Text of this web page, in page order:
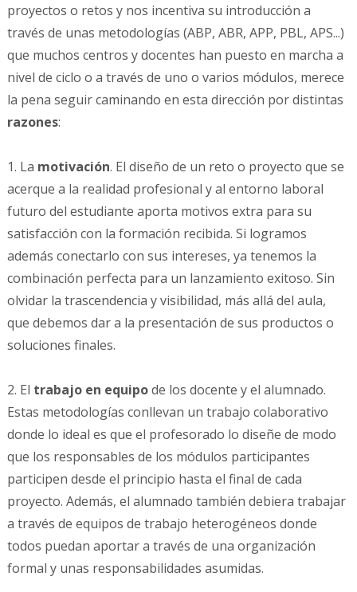
proyectos o retos y nos incentiva su introducción a
través de unas metodologías (ABP, ABR, APP, PBL, APS...)
que muchos centros y docentes han puesto en marcha a
nivel de ciclo o a través de uno o varios módulos, merece
la pena seguir caminando en esta dirección por distintas
razones:
1. La motivación. El diseño de un reto o proyecto que se
acerque a la realidad profesional y al entorno laboral
futuro del estudiante aporta motivos extra para su
satisfacción con la formación recibida. Si logramos
además conectarlo con sus intereses, ya tenemos la
combinación perfecta para un lanzamiento exitoso. Sin
olvidar la trascendencia y visibilidad, más allá del aula,
que debemos dar a la presentación de sus productos o
soluciones finales.
2. El trabajo en equipode los docente y el alumnado.
Estas metodologías conllevan un trabajo colaborativo
donde lo ideal es que el profesorado lo diseñe de modo
que los responsables de los módulos participantes
participen desde el principio hasta el final de cada
proyecto. Además, el alumnado también debiera trabajar
a través de equipos de trabajo heterogéneos donde
todos puedan aportar a través de una organización
formal y unas responsabilidades asumidas.